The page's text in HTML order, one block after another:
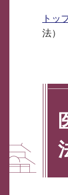
トッ
法）